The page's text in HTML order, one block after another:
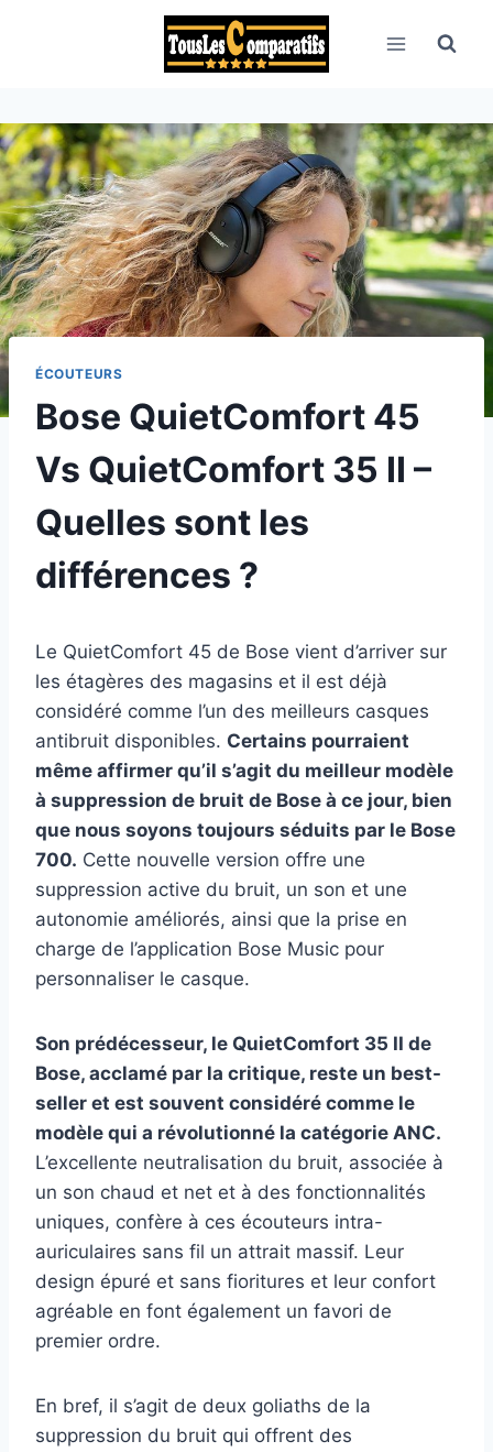
ÉCOUTEURS
Bose QuietComfort 45
Vs QuietComfort 35 II –
Quelles sont les
différences ?
Le QuietComfort 45 de Bose vient d’arriver sur
les étagères des magasins et il est déjà
considéré comme l’un des meilleurs casques
antibruit disponibles. Certains pourraient
même affirmer qu’il s’agit du meilleur modèle
à suppression de bruit de Bose à ce jour, bien
que nous soyons toujours séduits par le Bose
700. Cette nouvelle version offre une
suppression active du bruit, un son et une
autonomie améliorés, ainsi que la prise en
charge de l’application Bose Music pour
personnaliser le casque.
Son prédécesseur, le QuietComfort 35 II de
Bose, acclamé par la critique, reste un best-
seller et est souvent considéré comme le
modèle qui a révolutionné la catégorie ANC.
L’excellente neutralisation du bruit, associée à
un son chaud et net et à des fonctionnalités
uniques, confère à ces écouteurs intra-
auriculaires sans fil un attrait massif. Leur
design épuré et sans fioritures et leur confort
agréable en font également un favori de
premier ordre.
En bref, il s’agit de deux goliaths de la
suppression du bruit qui offrent des